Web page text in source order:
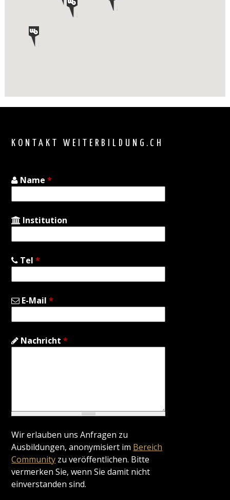
KONTAKT WEITERBILDUNG.CH
Name*
Institution
Tel*
E-Mail*
Nachricht*
Wir erlauben uns Anfragen zu
Ausbildungen, anonymisiert im Bereich
Community zu veröffentlichen. Bitte
vermerken Sie, wenn Sie damit nicht
einverstanden sind.